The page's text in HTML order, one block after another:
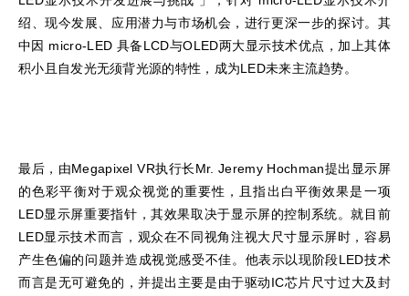
绍、现今发展、应用潜力与市场机会，进行更深一步的探讨。其
中因 micro-LED 具备LCD与OLED两大显示技术优点，加上其体
积小且自发光无须背光源的特性，成为LED未来主流趋势。
最后，由Megapixel VR执行长Mr. Jeremy Hochman提出显示屏
的色彩平衡对于观众视觉的重要性，且指出白平衡效果是一项
LED显示屏重要指针，其效果取决于显示屏的控制系统。就目前
LED显示技术而言，观众在不同视角注视大尺寸显示屏时，容易
产生色偏的问题并造成视觉感受不佳。他表示以现阶段LED技术
而言是无可避免的，并提出主要是由于驱动IC芯片尺寸过大及封